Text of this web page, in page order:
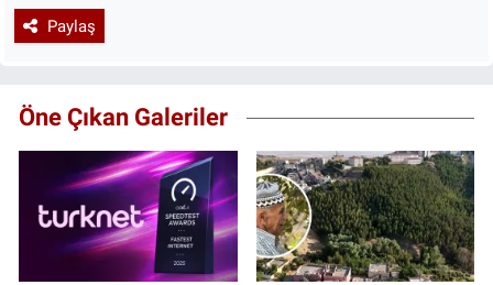
Paylaş
Öne Çıkan Galeriler